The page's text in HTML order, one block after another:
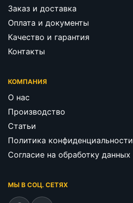
Заказ и доставка
Оплата и документы
Качество и гарантия
Контакты
КОМПАНИЯ
О нас
Производство
Статьи
Политика конфиденциальности
Согласие на обработку данных
МЫ В СОЦ. СЕТЯХ